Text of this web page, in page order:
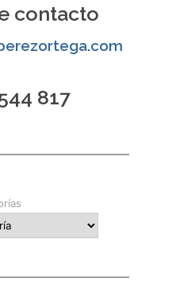
contacto
817